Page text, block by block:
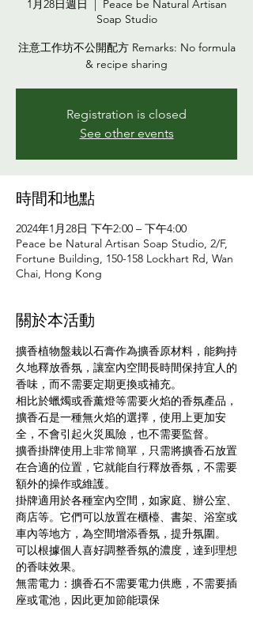
1月28日週日
  |
Peace be Natural Artisan
Soap Studio
注意工作坊不公開配方 Remarks: No formula
& recipe sharing
Registration is closed
See other events
時間和地點
2024年1月28日 下午2:00 – 下午4:00
Peace be Natural Artisan Soap Studio, 2/F,
Fortune Building, 150-158 Lockhart Rd, Wan
Chai, Hong Kong
關於本活動
擴香植物盤栽以石膏作為擴香原材料，能夠持
久地釋放香氛，讓室內空間長時間保持宜人的
香味，而不需要定期更換或補充。
相比於蠟燭或香薰燈等需要火焰的香氛產品，
擴香石是一種無火焰的選擇，使用上更加安
全，不會引起火災風險，也不需要監督。
擴香掛牌使用上非常簡單，只需將擴香石放置
在合適的位置，它就能自行釋放香氛，不需要
額外的操作或維護。
掛牌適用於各種室內空間，如家庭、辦公室、
商店等。它們可以放置在櫃檯、書架、浴室或
車內等地方，為空間增添香氛，提升氛圍。
可以根據個人喜好調整香氛的濃度，達到理想
的香味效果。
無需電力：擴香石不需要電力供應，不需要插
座或電池，因此更加節能環保